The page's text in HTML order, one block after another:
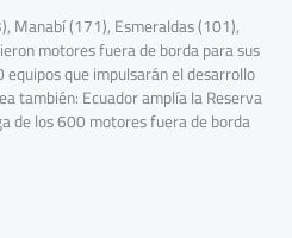
Manabí (171), Esmeraldas (101),
motores fuera de borda para sus
que impulsarán el desarrollo
también: Ecuador amplía la Reserva
de los 600 motores fuera de borda